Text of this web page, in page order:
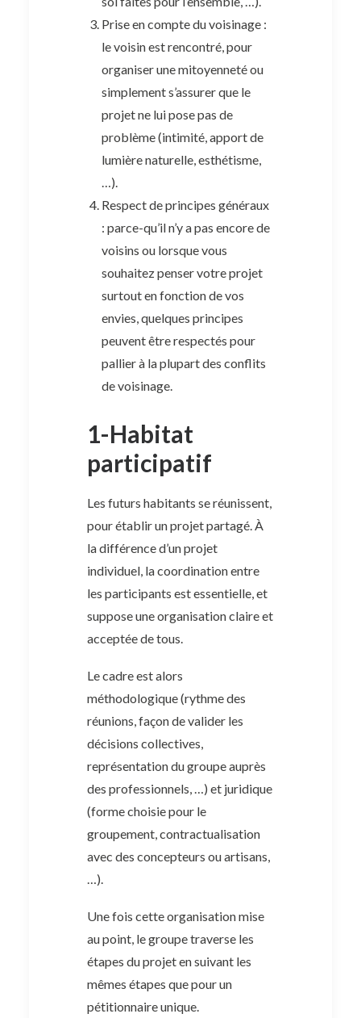
Prise en compte du voisinage :
le voisin est rencontré, pour
organiser une mitoyenneté ou
simplement s’assurer que le
projet ne lui pose pas de
problème (intimité, apport de
lumière naturelle, esthétisme,
…).
Respect de principes généraux
: parce-qu’il n’y a pas encore de
voisins ou lorsque vous
souhaitez penser votre projet
surtout en fonction de vos
envies, quelques principes
peuvent être respectés pour
pallier à la plupart des conflits
de voisinage.
1-Habitat
participatif
Les futurs habitants se réunissent,
pour établir un projet partagé. À
la différence d’un projet
individuel, la coordination entre
les participants est essentielle, et
suppose une organisation claire et
acceptée de tous.
Le cadre est alors
méthodologique (rythme des
réunions, façon de valider les
décisions collectives,
représentation du groupe auprès
des professionnels, …) et juridique
(forme choisie pour le
groupement, contractualisation
avec des concepteurs ou artisans,
…).
Une fois cette organisation mise
au point, le groupe traverse les
étapes du projet en suivant les
mêmes étapes que pour un
pétitionnaire unique.